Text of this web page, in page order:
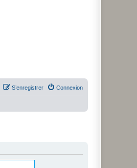
Connexion
S’enregistrer